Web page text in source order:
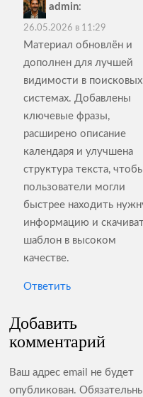
admin:
26.05.2026 в 11:29
Материал обновлён и
дополнен для лучшей
видимости в поисковых
системах. Добавлены
ключевые фразы,
расширено описание
календаря и улучшена
структура текста,
пользователи могли
быстрее находить
информацию и
шаблон в высоком
качестве.
Ответить
Добавить
комментарий
Ваш адрес email не будет
опубликован.